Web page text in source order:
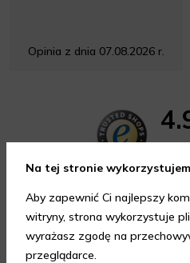
Opinia z dnia 07.08.2026 r.
Porady
Na tej stronie
Aby zapewnić Ci najlepszy
witryny, strona wykorzystuje
wyrażasz zgodę na
przeglądarce.